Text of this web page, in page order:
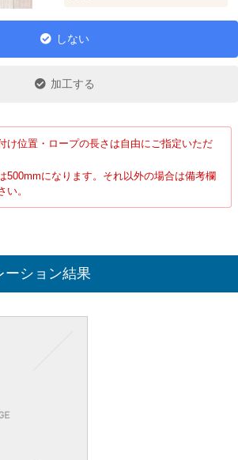
しない
加工する
け位置・ロープの長さは自由にご指定いただ
500mmになります。それ以外の場合は備考欄
い。
ーション結果